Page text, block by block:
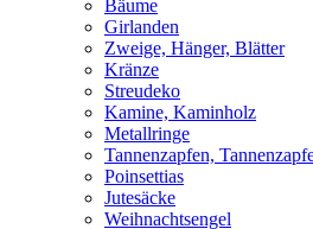
Bäume
Girlanden
Zweige, Hänger, Blätter
Kränze
Streudeko
Kamine, Kaminholz
Metallringe
Tannenzapfen,
Poinsettias
Jutesäcke
Weihnachtsengel